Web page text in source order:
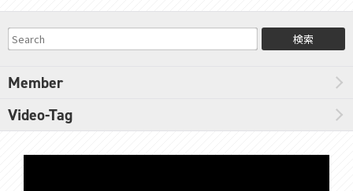
検索
Member
Video-Tag